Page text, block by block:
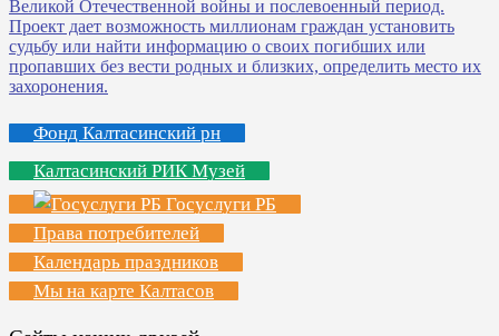
Фонд Калтасинский рн
Калтасинский РИК Музей
Госуслуги РБ
Права потребителей
Календарь праздников
Мы на карте Калтасов